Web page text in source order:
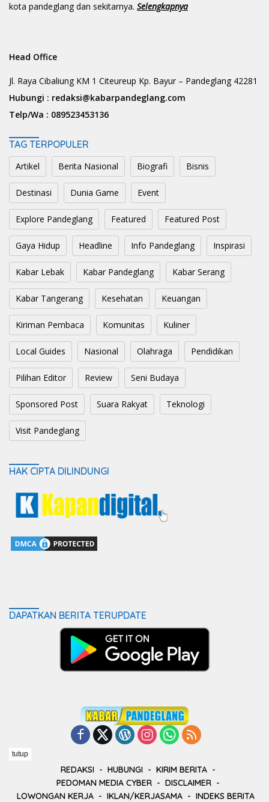
kota pandeglang dan sekitarnya. Selengkapnya
Head Office
Jl. Raya Cibaliung KM 1 Citeureup Kp. Bayur – Pandeglang 42281
Hubungi : redaksi@kabarpandeglang.com
Telp/Wa : 089523453136
TAG TERPOPULER
Artikel Berita Nasional Biografi Bisnis
Destinasi Dunia Game Event
Explore Pandeglang Featured Featured Post
Gaya Hidup Headline Info Pandeglang Inspirasi
Kabar Lebak Kabar Pandeglang Kabar Serang
Kabar Tangerang Kesehatan Keuangan
Kiriman Pembaca Komunitas Kuliner
Local Guides Nasional Olahraga Pendidikan
Pilihan Editor Review Seni Budaya
Sponsored Post Suara Rakyat Teknologi
Visit Pandeglang
HAK CIPTA DILINDUNGI
DAPATKAN BERITA TERUPDATE
REDAKSI HUBUNGI
KIRIM BERITA
PEDOMAN MEDIA CYBER
DISCLAIMER
LOWONGAN KERJA
IKLAN/KERJASAMA INDEKS BERITA
tutup